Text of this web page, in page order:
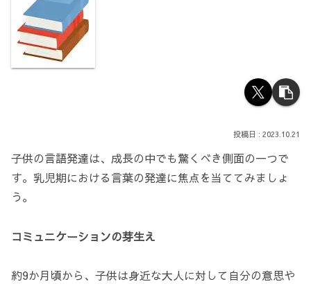
2023.10.21
子供の言語発達は、成長の中でも驚くべき側面の一つで
す。乳児期における言葉の発達に焦点を当ててみましょ
う。
コミュニケーションの芽生え
約9か月頃から、子供は身近な大人に対して自分の意思や